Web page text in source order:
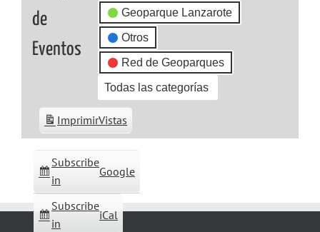
de
Eventos
Geoparque Lanzarote
Otros
Red de Geoparques
Todas las categorías
Subscribe
in
Google
Subscribe
in
iCal
ImprimirVistas